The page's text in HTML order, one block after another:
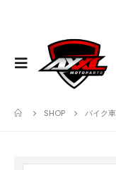
SHOP バイク